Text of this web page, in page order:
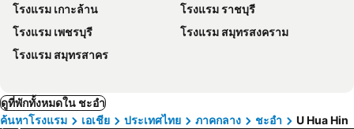
โรงแรม เกาะล้าน
โรงแรม ราชบุรี
โรงแรม เพชรบุรี
โรงแรม สมุทรสงคราม
โรงแรม สมุทรสาคร
ดูที่พักทั้งหมดใน ชะอำ
ค้นหาโรงแรม
เอเชีย ประเทศไทย ภาคกลาง ชะอำ U Hua Hin